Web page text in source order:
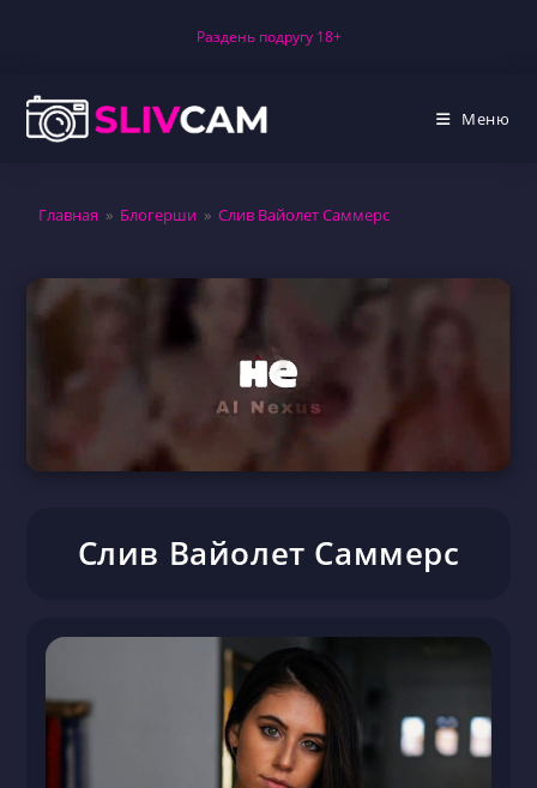
Раздень подругу 18+
Меню
Главная » Блогерши » Слив Вайолет Саммерс
Слив Вайолет Саммерс